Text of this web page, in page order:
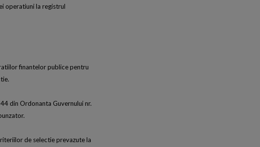
operatiuni la registrul
finantelor publice pentru
din Ordonanta Guvernului nr.
de selectie prevazute la